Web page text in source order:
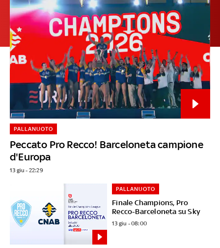
Peccato Pro Recco! Barceloneta campione
d'Europa
PALLANUOTO
13 giu - 22:29
Finale Champions, Pro
Recco-Barceloneta su Sky
PALLANUOTO
13 giu - 08:00